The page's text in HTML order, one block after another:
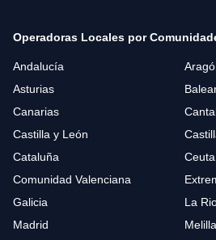
Operadoras Locales por
Andalucía
Asturias
Canarias
Castilla y León
Cataluña
Ceuta
Comunidad Valenciana
Galicia
La
Madrid
Melilla